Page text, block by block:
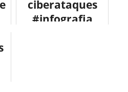
ciberataques
#infografia